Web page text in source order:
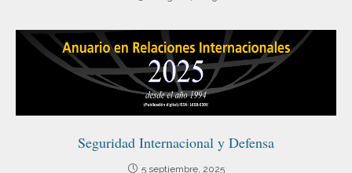
Seguridad Internacional y Defensa
5 septiembre, 2025